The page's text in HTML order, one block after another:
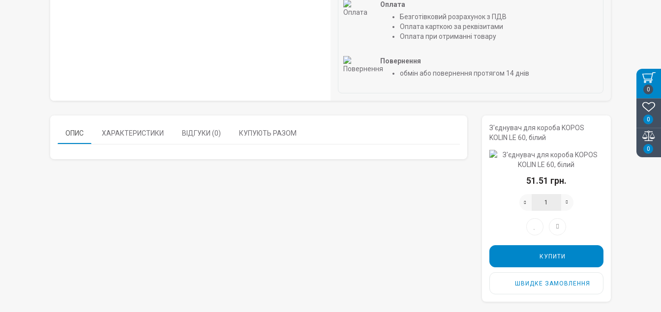
0
0
0
Оплата
Безготівковий розрахунок з ПДВ
Оплата карткою за реквізитами
Оплата при отриманні товару
Повернення
обмін або повернення протягом 14 днів
ОПИС ХАРАКТЕРИСТИКИ ВІДГУКИ (0) КУПУЮТЬ РАЗОМ
З'єднувач для короба KOPOS
KOLIN LE 60, білий
51.51 грн.
КУПИТИ
ШВИДКЕ ЗАМОВЛЕННЯ